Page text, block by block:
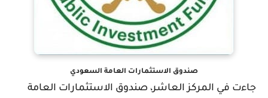
صندوق الاستثمارات العامة السعودي
جاءت في المركز العاشر، صندوق الاستثمارات العامة